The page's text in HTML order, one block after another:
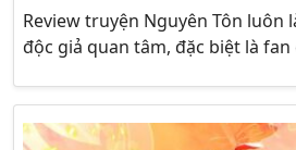
Review truyện Nguyên Tôn luôn
độc giả quan tâm, đặc biệt là fan